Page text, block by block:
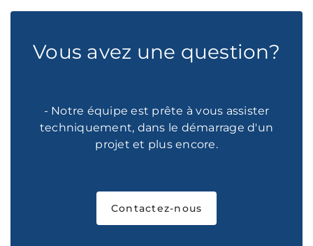
Vous avez une question?
- Notre équipe est prête à vous assister
techniquement, dans le démarrage d'un
projet et plus encore.
Contactez-nous